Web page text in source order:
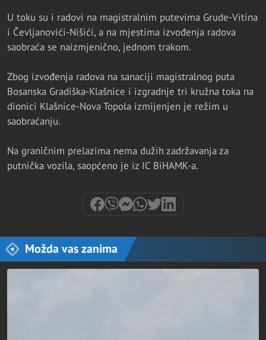
U toku su i radovi na magistralnim putevima Grude-Vitina
i Čevljanovići-Nišići, a na mjestima izvođenja radova
saobraća se naizmjenično, jednom trakom.
Zbog izvođenja radova na sanaciji magistralnog puta
Bosanska Gradiška-Klašnice i izgradnje tri kružna toka na
dionici Klašnice-Nova Topola izmijenjen je režim u
saobraćanju.
Na graničnim prelazima nema dužih zadržavanja za
putnička vozila, saopćeno je iz IC BiHAMK-a.
Možda vas zanima